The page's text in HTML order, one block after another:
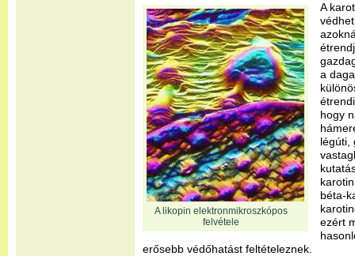
A likopin elektronmikroszkópos
felvétele
A
a
hogy
légúti,
béta-
ezért
erősebb védőhatást feltételeznek.